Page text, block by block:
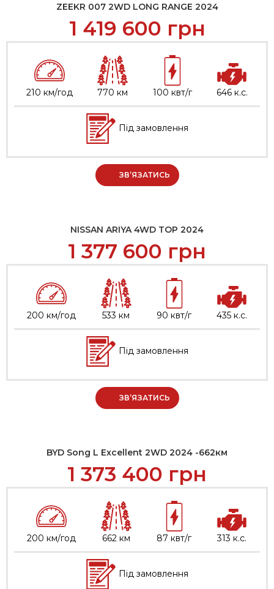
ZEEKR 007 2WD LONG RANGE 2024
1 419 600 грн
210 км/год 770 км 100 квт/г 646 к.с.
Під замовлення
ЗВ’ЯЗАТИСЬ
NISSAN ARIYA 4WD TOP 2024
1 377 600 грн
200 км/год 533 км 90 квт/г 435 к.с.
Під замовлення
ЗВ’ЯЗАТИСЬ
BYD Song L Excellent 2WD 2024 -662км
1 373 400 грн
200 км/год 662 км 87 квт/г 313 к.с.
Під замовлення